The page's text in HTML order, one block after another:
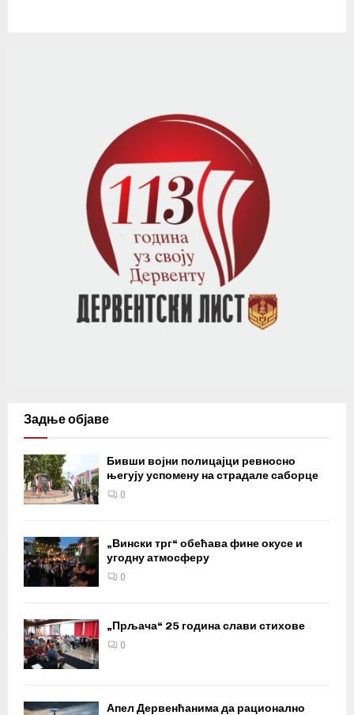
Задње објаве
Бивши војни полицајци ревносно
његују успомену на страдале саборце
0
„Вински трг“ обећава фине окусе и
угодну атмосферу
0
„Прљача“ 25 година слави стихове
0
Апел Дервенћанима да рационално